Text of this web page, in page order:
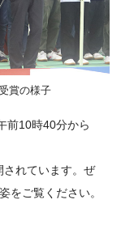
賞の様子
前10時40分から
されています。ぜ
をご覧ください。